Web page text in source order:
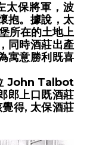
太保將軍，波
抱。據說，太
所在的土地上
同時酒莊出產
寓意勝利既喜
John Talbot
郎上口既酒莊
得, 太保酒莊